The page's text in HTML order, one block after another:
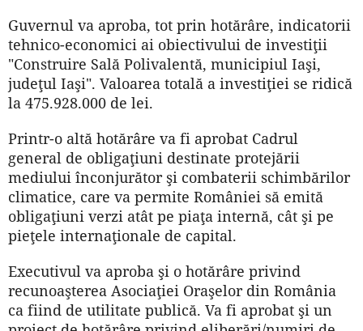
Guvernul va aproba, tot prin hotărâre, indicatorii
tehnico-economici ai obiectivului de investiţii
"Construire Sală Polivalentă, municipiul Iaşi,
judeţul Iaşi". Valoarea totală a investiţiei se ridică
la 475.928.000 de lei.
Printr-o altă hotărâre va fi aprobat Cadrul
general de obligaţiuni destinate protejării
mediului înconjurător şi combaterii schimbărilor
climatice, care va permite României să emită
obligaţiuni verzi atât pe piaţa internă, cât şi pe
pieţele internaţionale de capital.
Executivul va aproba şi o hotărâre privind
recunoaşterea Asociaţiei Oraşelor din România
ca fiind de utilitate publică. Va fi aprobat şi un